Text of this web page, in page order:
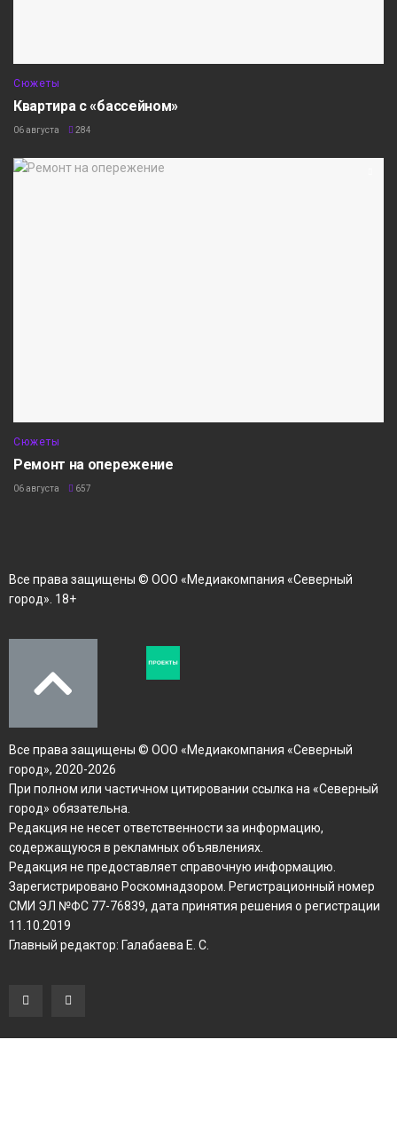
Сюжеты
Квартира с «бассейном»
06 августа 284
Сюжеты
Ремонт на опережение
06 августа 657
Все права защищены © ООО «Медиакомпания «Северный
город». 18+
Все права защищены © ООО «Медиакомпания «Северный
город», 2020-2026
При полном или частичном цитировании ссылка на «Северный
город» обязательна.
Редакция не несет ответственности за информацию,
содержащуюся в рекламных объявлениях.
Редакция не предоставляет справочную информацию.
Зарегистрировано Роскомнадзором. Регистрационный номер
СМИ ЭЛ №ФС 77-76839, дата принятия решения о регистрации
11.10.2019
Главный редактор: Галабаева Е. С.